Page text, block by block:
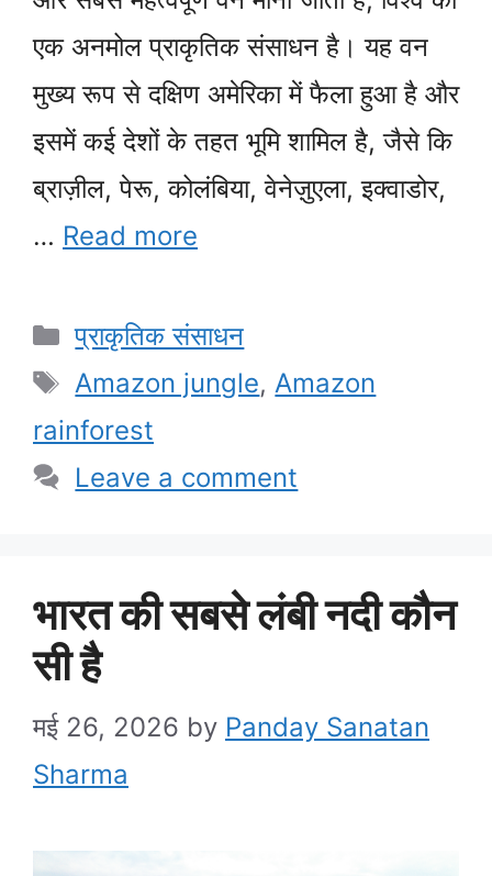
एक अनमोल प्राकृतिक संसाधन है। यह वन
मुख्य रूप से दक्षिण अमेरिका में फैला हुआ है और
इसमें कई देशों के तहत भूमि शामिल है, जैसे कि
ब्राज़ील, पेरू, कोलंबिया, वेनेज़ुएला, इक्वाडोर,
… Read more
Categories
प्राकृतिक संसाधन
Tags
Amazon jungle, Amazon
rainforest
Leave a comment
भारत की सबसे लंबी नदी कौन
सी है
मई 26, 2026 by Panday Sanatan
Sharma